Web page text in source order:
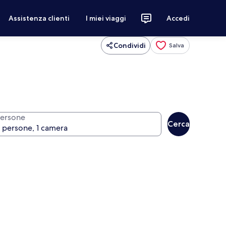
Assistenza clienti I miei viaggi Accedi
Condividi Salva
Cerca